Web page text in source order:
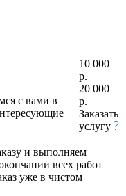
с вами в
10 000
р.
20 000
р.
Заказать
услугу
и выполняем
всех работ
уже в чистом